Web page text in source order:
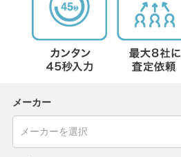
メーカー